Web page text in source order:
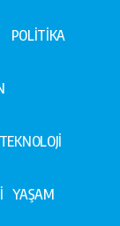
POLİTİKA
YAŞAM